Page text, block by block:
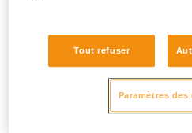
Solutions pour ajouter
Tout refuser
Paramètres des